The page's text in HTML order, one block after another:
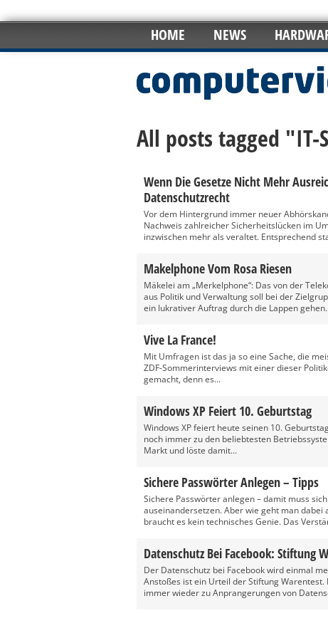
HOME NEWS
All posts tagged "IT-
Wenn Die Gesetze Nicht Mehr
Datenschutzrecht
Vor dem Hintergrund immer neuer
Nachweis zahlreicher Sicherheitslücken im
inzwischen mehr als veraltet. Entsprechend
Makelphone Vom Rosa Riesen
Mäkelei am „Merkelphone“: Das von der
aus Politik und Verwaltung soll bei der
ein lukrativer Auftrag durch die Lappen gehen.
Vive La France!
Mit Umfragen ist das ja so eine Sache, die
ZDF-Sommerinterviews mit einer dieser
gemacht, denn es...
Windows XP Feiert 10. Geburtstag
Windows XP feiert heute seinen 10.
noch immer zu den beliebtesten
Markt und löste damit...
Sichere Passwörter Anlegen – Tipps
Sichere Passwörter anlegen – damit muss
auseinandersetzen. Aber wie geht man dabei
braucht es kein technisches Genie. Das
Datenschutz Bei Facebook: Stiftung
Der Datenschutz bei Facebook wird einmal
Anstoßes ist ein Urteil der Stiftung
immer wieder zu Anprangerungen von